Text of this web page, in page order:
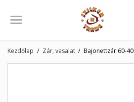
Kezdőlap Zár, vasalat Bajonettzár 60-